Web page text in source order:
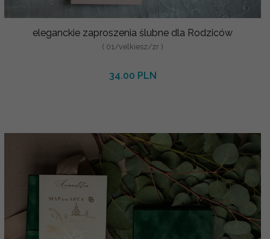
eleganckie zaproszenia ślubne dla Rodziców
( 01/velkiesz/zr )
34.00 PLN